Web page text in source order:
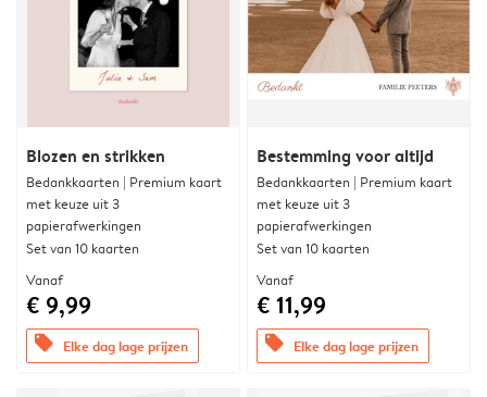
Blozen en strikken
Bedankkaarten | Premium kaart
met keuze uit 3
papierafwerkingen
Set van 10 kaarten
Vanaf
€ 9,99
offers Elke dag lage prijzen
Bestemming voor altijd
Bedankkaarten | Premium kaart
met keuze uit 3
papierafwerkingen
Set van 10 kaarten
Vanaf
€ 11,99
offers Elke dag lage prijzen